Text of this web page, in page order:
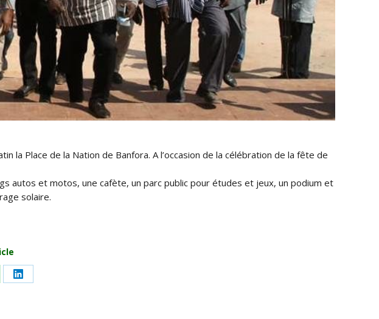
la Place de la Nation de Banfora. A l’occasion de la célébration de la fête de
autos et motos, une cafète, un parc public pour études et jeux, un podium et
solaire.
Share